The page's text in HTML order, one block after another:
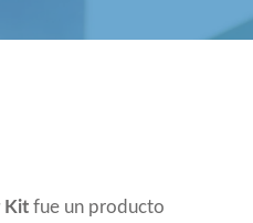
Kit fue un producto